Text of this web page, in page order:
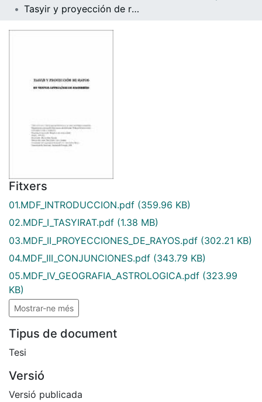
Tasyir y proyección de rayos en textos astrológicos magrebíes
Fitxers
01.MDF_INTRODUCCION.pdf (359.96 KB)
02.MDF_I_TASYIRAT.pdf (1.38 MB)
03.MDF_II_PROYECCIONES_DE_RAYOS.pdf (302.21 KB)
04.MDF_III_CONJUNCIONES.pdf (343.79 KB)
05.MDF_IV_GEOGRAFIA_ASTROLOGICA.pdf (323.99
KB)
Mostrar-ne més
Tipus de document
Tesi
Versió
Versió publicada